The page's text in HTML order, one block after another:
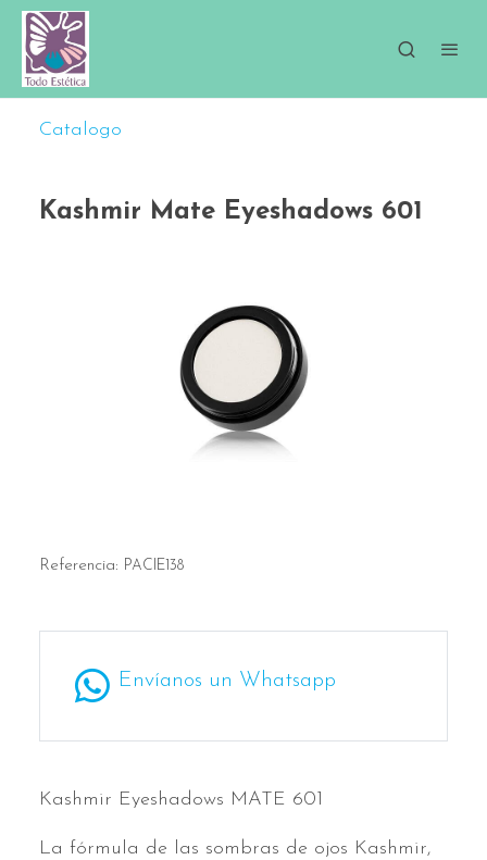
Catalogo
Kashmir Mate Eyeshadows 601
Referencia: PACIE138
Envíanos un Whatsapp
Kashmir Eyeshadows MATE 601
La fórmula de las sombras de ojos Kashmir,